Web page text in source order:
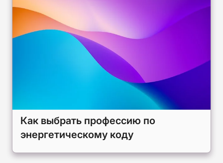
Как выбрать профессию по
энергетическому коду